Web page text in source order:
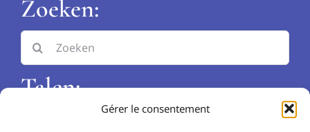
Gérer le consentement
Zoeken:
Search
for:
Talen: